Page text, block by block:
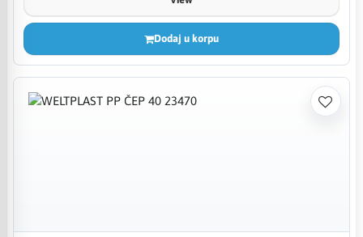
Dodaj u korpu